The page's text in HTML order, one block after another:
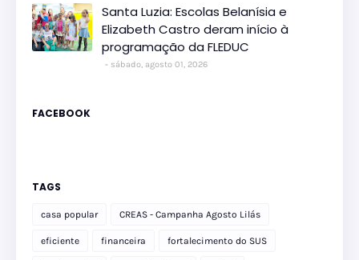
Santa Luzia: Escolas Belanísia e
Elizabeth Castro deram início à
programação da FLEDUC
sábado, agosto 01, 2026
FACEBOOK
TAGS
casa popular CREAS - Campanha Agosto Lilás
eficiente financeira fortalecimento do SUS